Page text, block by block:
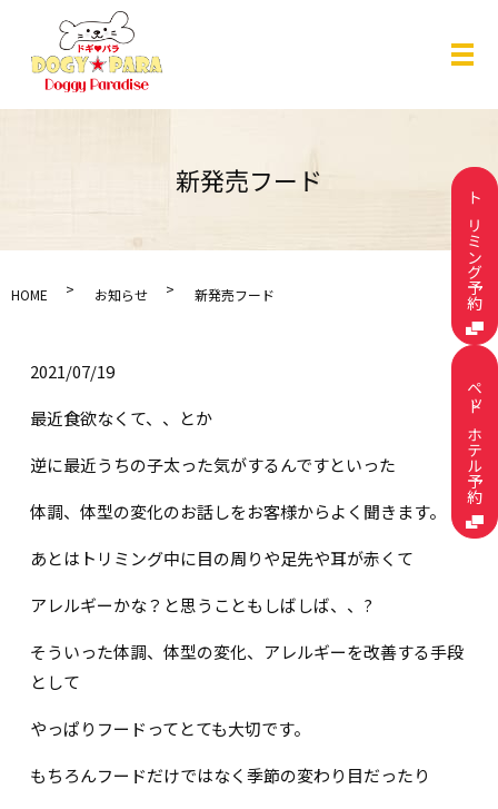
メ
トリミング予約
ペットホテル予約
新発売フード
HOME お知らせ 新発売フード
2021/07/19
最近食欲なくて、、とか
逆に最近うちの子太った気がするんですといった
体調、体型の変化のお話しをお客様からよく聞きます。
あとはトリミング中に目の周りや足先や耳が赤くて
アレルギーかな？と思うこともしばしば、、?
そういった体調、体型の変化、アレルギーを改善する手段
として
やっぱりフードってとても大切です。
もちろんフードだけではなく季節の変わり目だったり